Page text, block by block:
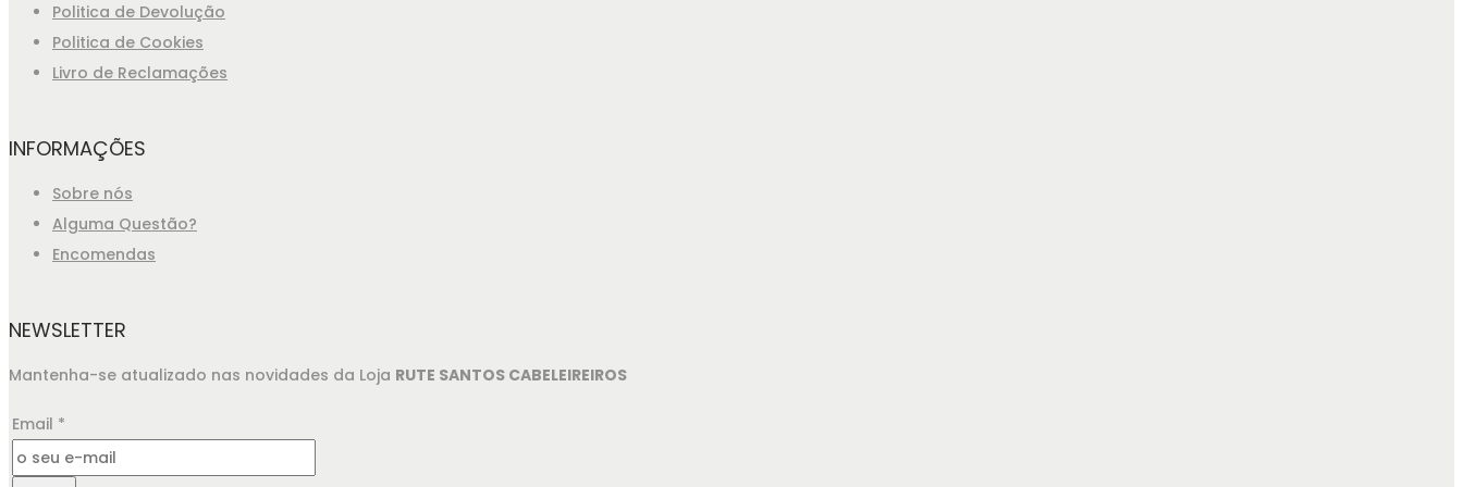
Politica de Devolução
Politica de Cookies
Livro de Reclamações
INFORMAÇÕES
Sobre nós
Alguma Questão?
Encomendas
NEWSLETTER
Mantenha-se atualizado nas novidades da Loja RUTE SANTOS CABELEIREIROS
Email *